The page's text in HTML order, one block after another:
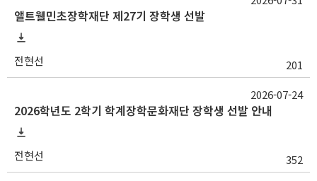
앨트웰민초장학재단 제27기 장학생 선발
전현선 201
2026학년도 2학기 학계장학문화재단 장학생 선발 안내
전현선 352
2026-07-24